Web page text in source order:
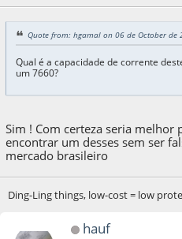
Quote from: hgamal on 06 de October de
Qual é a capacidade de corrente
um 7660?
Sim ! Com certeza seria
encontrar um desses sem ser
mercado brasileiro
Ding-Ling things, low-cost = low
hauf